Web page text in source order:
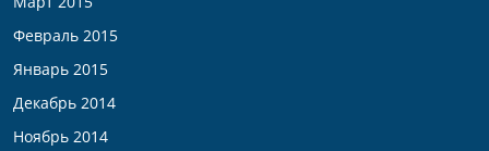
Февраль 2015
Январь 2015
Декабрь 2014
Ноябрь 2014